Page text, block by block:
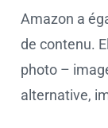
Amazon a
de contenu.
photo –
alternative,